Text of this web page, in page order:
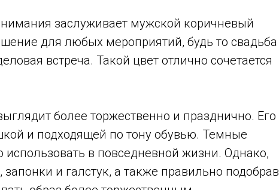
заслуживает мужской коричневый
для любых мероприятий, будь то свадьба
встреча. Такой цвет отлично сочетается
более торжественно и празднично. Его
и подходящей по тону обувью. Темные
в повседневной жизни. Однако,
и галстук, а также правильно подобрав